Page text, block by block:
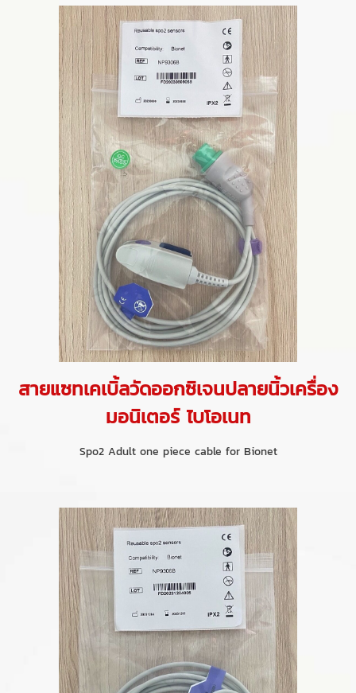
สายแซทเคเบิ้ลวัดออกซิเจนปลายนิ้วเครื่อง
มอนิเตอร์ ไบโอเนท
Spo2 Adult one piece cable for Bionet